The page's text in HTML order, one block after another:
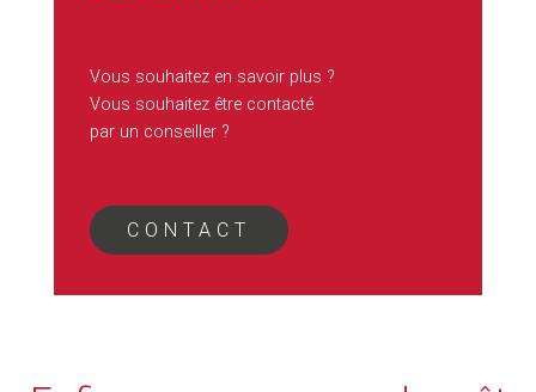
Vous souhaitez en savoir plus ?
Vous souhaitez être contacté
par un conseiller ?
CONTACT